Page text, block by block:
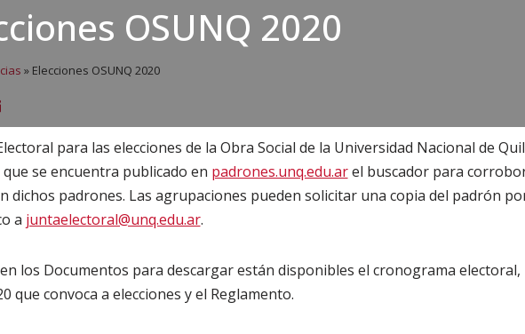
OSUNQ 2020
» Elecciones OSUNQ 2020
para las elecciones de la Obra Social de la Universidad Nacional de
se encuentra publicado en padrones.unq.edu.arel buscador para
dichos padrones. Las agrupaciones pueden solicitar una copia del padrón
a juntaelectoral@unq.edu.ar.
los Documentos para descargar están disponibles el cronograma electoral,
que convoca a elecciones y el Reglamento.